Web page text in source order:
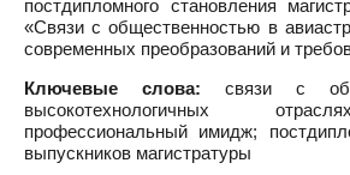
постдипломного становления
«Связи с общественностью в
современных преобразований и
Ключевые слова: связи с
высокотехнологичных
профессиональный имидж;
выпускников магистратуры